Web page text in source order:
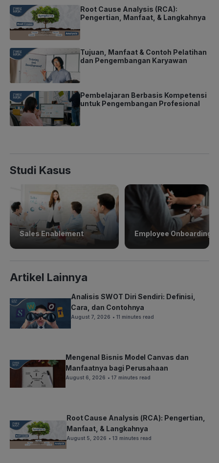
Root Cause Analysis (RCA):
Pengertian, Manfaat, & Langkahnya
Tujuan, Manfaat & Contoh Pelatihan
dan Pengembangan Karyawan
Pembelajaran Berbasis Kompetensi
untuk Pengembangan Profesional
Studi Kasus
Sales Enablement Employee Onboarding
Artikel Lainnya
Analisis SWOT Diri Sendiri: Definisi,
Cara, dan Contohnya
August 7, 2026 • 11 minutes read
Mengenal Bisnis Model Canvas dan
Manfaatnya bagi Perusahaan
August 6, 2026 • 17 minutes read
Root Cause Analysis (RCA): Pengertian,
Manfaat, & Langkahnya
August 5, 2026 • 13 minutes read